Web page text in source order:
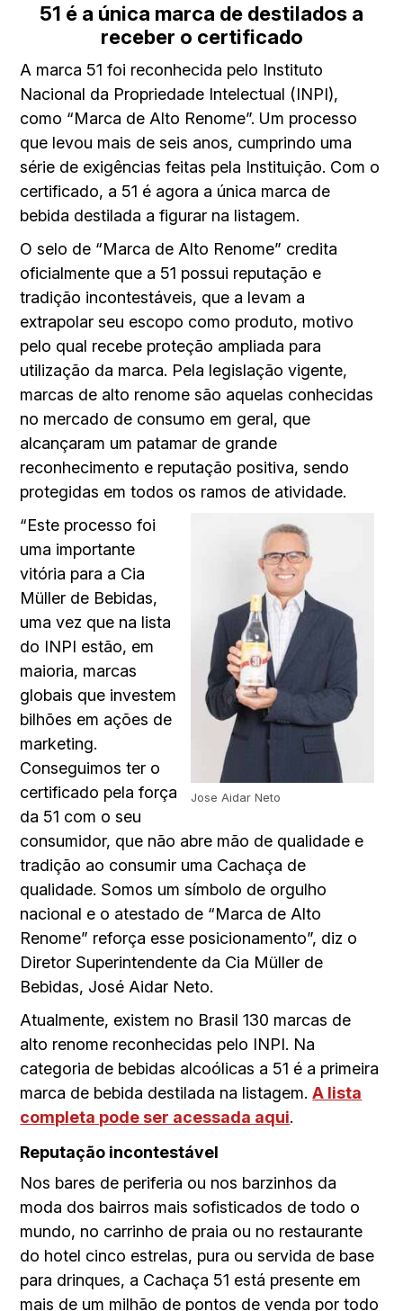
51 é a única marca de destilados a
receber o certificado
A marca 51 foi reconhecida pelo Instituto
Nacional da Propriedade Intelectual (INPI),
como “Marca de Alto Renome”. Um processo
que levou mais de seis anos, cumprindo uma
série de exigências feitas pela Instituição. Com o
certificado, a 51 é agora a única marca de
bebida destilada a figurar na listagem.
O selo de “Marca de Alto Renome” credita
oficialmente que a 51 possui reputação e
tradição incontestáveis, que a levam a
extrapolar seu escopo como produto, motivo
pelo qual recebe proteção ampliada para
utilização da marca. Pela legislação vigente,
marcas de alto renome são aquelas conhecidas
no mercado de consumo em geral, que
alcançaram um patamar de grande
reconhecimento e reputação positiva, sendo
protegidas em todos os ramos de atividade.
Jose Aidar Neto
“Este processo foi
uma importante
vitória para a Cia
Müller de Bebidas,
uma vez que na lista
do INPI estão, em
maioria, marcas
globais que investem
bilhões em ações de
marketing.
Conseguimos ter o
certificado pela força
da 51 com o seu
consumidor, que não abre mão de qualidade e
tradição ao consumir uma Cachaça de
qualidade. Somos um símbolo de orgulho
nacional e o atestado de “Marca de Alto
Renome” reforça esse posicionamento”, diz o
Diretor Superintendente da Cia Müller de
Bebidas, José Aidar Neto.
Atualmente, existem no Brasil 130 marcas de
alto renome reconhecidas pelo INPI. Na
categoria de bebidas alcoólicas a 51 é a primeira
marca de bebida destilada na listagem.A lista
completa pode ser acessada aqui.
Reputação incontestável
Nos bares de periferia ou nos barzinhos da
moda dos bairros mais sofisticados de todo o
mundo, no carrinho de praia ou no restaurante
do hotel cinco estrelas, pura ou servida de base
para drinques, a Cachaça 51 está presente em
mais de um milhão de pontos de venda por todo